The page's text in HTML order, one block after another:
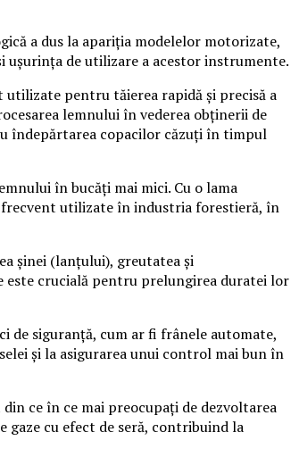
a dus la apariția modelelor motorizate,
ușurința de utilizare a acestor instrumente.
pentru tăierea rapidă și precisă a
lemnului în vederea obținerii de
îndepărtarea copacilor căzuți în timpul
în bucăți mai mici. Cu o lama
utilizate în industria forestieră, în
șinei (lanțului), greutatea și
este crucială pentru prelungirea duratei lor
de siguranță, cum ar fi frânele automate,
și la asigurarea unui control mai bun în
ce în ce mai preocupați de dezvoltarea
cu efect de seră, contribuind la